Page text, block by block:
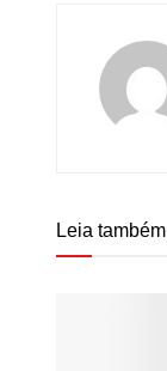
Leia também